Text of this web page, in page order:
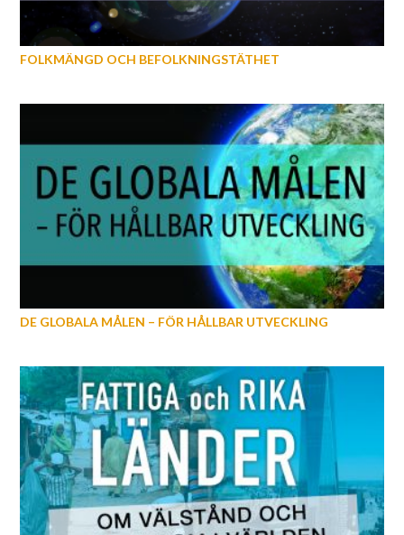
FOLKMÄNGD OCH BEFOLKNINGSTÄTHET
DE GLOBALA MÅLEN – FÖR HÅLLBAR UTVECKLING